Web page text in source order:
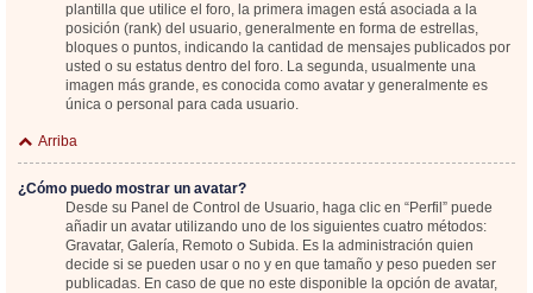
plantilla que utilice el foro, la primera imagen está asociada a la
posición (rank) del usuario, generalmente en forma de estrellas,
bloques o puntos, indicando la cantidad de mensajes publicados por
usted o su estatus dentro del foro. La segunda, usualmente una
imagen más grande, es conocida como avatar y generalmente es
única o personal para cada usuario.
Arriba
¿Cómo puedo mostrar un avatar?
Desde su Panel de Control de Usuario, haga clic en “Perfil” puede
añadir un avatar utilizando uno de los siguientes cuatro métodos:
Gravatar, Galería, Remoto o Subida. Es la administración quien
decide si se pueden usar o no y en que tamaño y peso pueden ser
publicadas. En caso de que no este disponible la opción de avatar,